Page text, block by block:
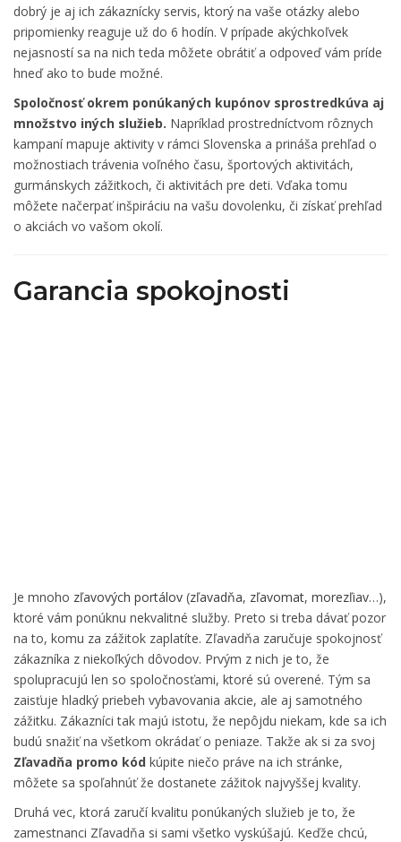
dobrý je aj ich zákaznícky servis, ktorý na vaše otázky alebo
pripomienky reaguje už do 6 hodín. V prípade akýchkoľvek
nejasností sa na nich teda môžete obrátiť a odpoveď vám príde
hneď ako to bude možné.
Spoločnosť okrem ponúkaných kupónov sprostredkúva aj
množstvo iných služieb. Napríklad prostredníctvom rôznych
kampaní mapuje aktivity v rámci Slovenska a prináša prehľad o
možnostiach trávenia voľného času, športových aktivitách,
gurmánskych zážitkoch, či aktivitách pre deti. Vďaka tomu
môžete načerpať inšpiráciu na vašu dovolenku, či získať prehľad
o akciách vo vašom okolí.
Garancia spokojnosti
Je mnoho zľavových portálov (zľavadňa, zľavomat, morezľiav…),
ktoré vám ponúknu nekvalitné služby. Preto si treba dávať pozor
na to, komu za zážitok zaplatíte. Zľavadňa zaručuje spokojnosť
zákazníka z niekoľkých dôvodov. Prvým z nich je to, že
spolupracujú len so spoločnosťami, ktoré sú overené. Tým sa
zaisťuje hladký priebeh vybavovania akcie, ale aj samotného
zážitku. Zákazníci tak majú istotu, že nepôjdu niekam, kde sa ich
budú snažiť na všetkom okrádať o peniaze. Takže ak si za svoj
Zľavadňa promo kód kúpite niečo práve na ich stránke,
môžete sa spoľahnúť že dostanete zážitok najvyššej kvality.
Druhá vec, ktorá zaručí kvalitu ponúkaných služieb je to, že
zamestnanci Zľavadňa si sami všetko vyskúšajú. Keďže chcú,